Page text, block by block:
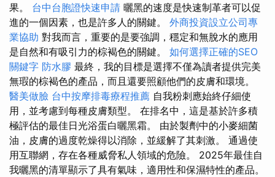
果。 台中台胞證快速申請 曬黑的速度是快速制革者可以促
進的一個因素，也是許多人的關鍵。 外商投資設立公司專
業協助 對我而言，重要的是要強調，穩定和無脫水的應用
是自然和有吸引力的棕褐色的關鍵。 如何選擇正確的SEO
關鍵字 防水膠 最終，我的目標是選擇不僅為讀者提供完美
無瑕的棕褐色的產品，而且還要照顧他們的皮膚和環境。
醫美做臉 台中按摩排毒療程推薦 自我粉刺應始終仔細使
用，並考慮到每種皮膚類型。 在排名中，這是基於許多積
極評估的最佳日光浴蛋白曬黑霜。 由於製劑中的小麥細菌
油，皮膚的過度乾燥得以消除，並緩解了其刺激。 通過使
用互聯網，存在各種威脅私人領域的危險。 2025年最佳自
我曬黑的清單顯示了具有氣味，適用性和保濕特性的產品。